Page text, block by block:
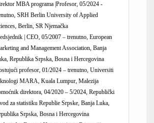
MBA programa |Profesor, 05/2024 -
SRH Berlin University of Applied
Berlin, SR Njemačka
| CEO, 05/2007 – trenutno, European
and Management Association, Banja
Republika Srpska, Bosna i Hercegovina
profesor, 01/2024 – trenutno, Universiti
MARA, Kuala Lumpur, Malezija
direktora, 04/2020 – 5/2024, Republički
za statistiku Republie Srpske, Banja Luka,
Srpska, Bosna i Hercegovina